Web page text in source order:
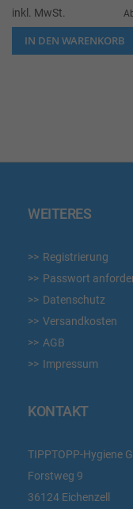
inkl. MwSt.
IN DEN WARENKORB
WEITERES
Registrierung
Passwort
Datenschutz
Versandkosten
AGB
Impressum
KONTAKT
TIPPTOPP-Hygiene
Forstweg 9
36124 Eichenzell